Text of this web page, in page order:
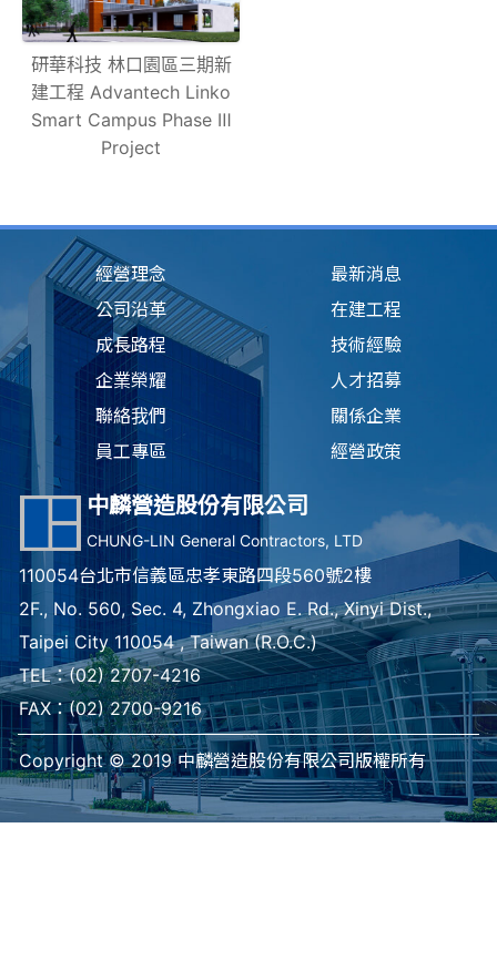
研華科技 林口園區三期新
建工程 Advantech Linko
Smart Campus Phase Ⅲ
Project
經營理念
公司沿革
成長路程
企業榮耀
聯絡我們
員工專區
最新消息
在建工程
技術經驗
人才招募
關係企業
經營政策
中麟營造股份有限公司
CHUNG-LIN General Contractors, LTD
110054台北市信義區忠孝東路四段560號2樓
2F., No. 560, Sec. 4, Zhongxiao E. Rd., Xinyi Dist.,
Taipei City 110054 , Taiwan (R.O.C.)
TEL：(02) 2707-4216
FAX：(02) 2700-9216
Copyright © 2019 中麟營造股份有限公司版權所有